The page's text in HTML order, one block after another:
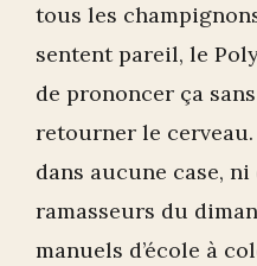
tous les
sentent pareil, le
de prononcer ça
retourner le
dans aucune case,
ramasseurs du
manuels d’école à